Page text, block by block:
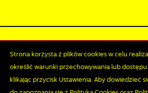
Polityka prywatności
Strona korzysta z plików cookies w celu
określić warunki przechowywania lub
klikając przycisk Ustawienia. Aby dowiedzieć